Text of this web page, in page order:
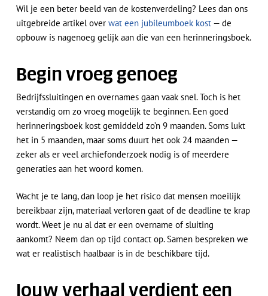
Wil je een beter beeld van de kostenverdeling? Lees dan ons
uitgebreide artikel over wat een jubileumboek kost— de
opbouw is nagenoeg gelijk aan die van een herinneringsboek.
Begin vroeg genoeg
Bedrijfssluitingen en overnames gaan vaak snel. Toch is het
verstandig om zo vroeg mogelijk te beginnen. Een goed
herinneringsboek kost gemiddeld zo’n 9 maanden. Soms lukt
het in 5 maanden, maar soms duurt het ook 24 maanden —
zeker als er veel archiefonderzoek nodig is of meerdere
generaties aan het woord komen.
Wacht je te lang, dan loop je het risico dat mensen moeilijk
bereikbaar zijn, materiaal verloren gaat of de deadline te krap
wordt. Weet je nu al dat er een overname of sluiting
aankomt? Neem dan op tijd contact op. Samen bespreken we
wat er realistisch haalbaar is in de beschikbare tijd.
Jouw verhaal verdient een